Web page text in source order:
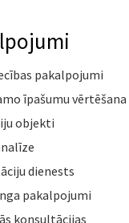
pakalpojumi
īpašumu vērtēšana
objekti
dienests
pakalpojumi
konsultācijas